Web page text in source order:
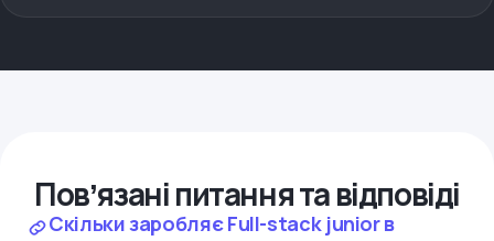
Повʼязані питання та відповіді
Скільки заробляє Full-stack junior в